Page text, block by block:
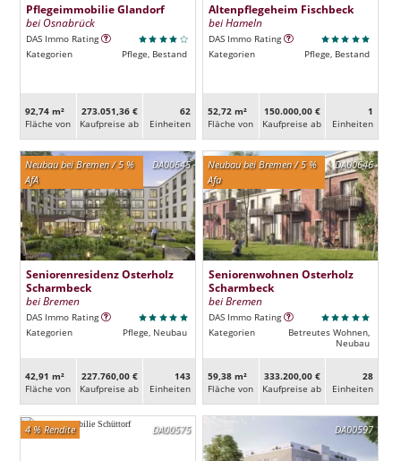
Pflegeimmobilie Glandorf
bei Osnabrück
DAS Immo Rating
Kategorien
Pflege, Bestand
92,74 m²
Fläche von
273.051,36 €
Kaufpreise ab
62
Ein­heiten
Altenpflegeheim Fischbeck
bei Hameln
DAS Immo Rating
Kategorien
Pflege, Bestand
52,72 m²
Fläche von
150.000,00 €
Kaufpreise ab
1
Ein­heiten
DA00645
Neubau bei Bremen / 5 %
AfA
Seniorenresidenz Osterholz
Scharmbeck
bei Bremen
DAS Immo Rating
Kategorien
Pflege, Neubau
42,91 m²
Fläche von
227.760,00 €
Kaufpreise ab
143
Ein­heiten
DA00646
Neubau bei Bremen / 5 %
Afa
Seniorenwohnen Osterholz
Scharmbeck
bei Bremen
DAS Immo Rating
Kategorien
Betreutes Wohnen,
Neubau
59,38 m²
Fläche von
333.200,00 €
Kaufpreise ab
28
Ein­heiten
DA00575
4 % Rendite DA00597